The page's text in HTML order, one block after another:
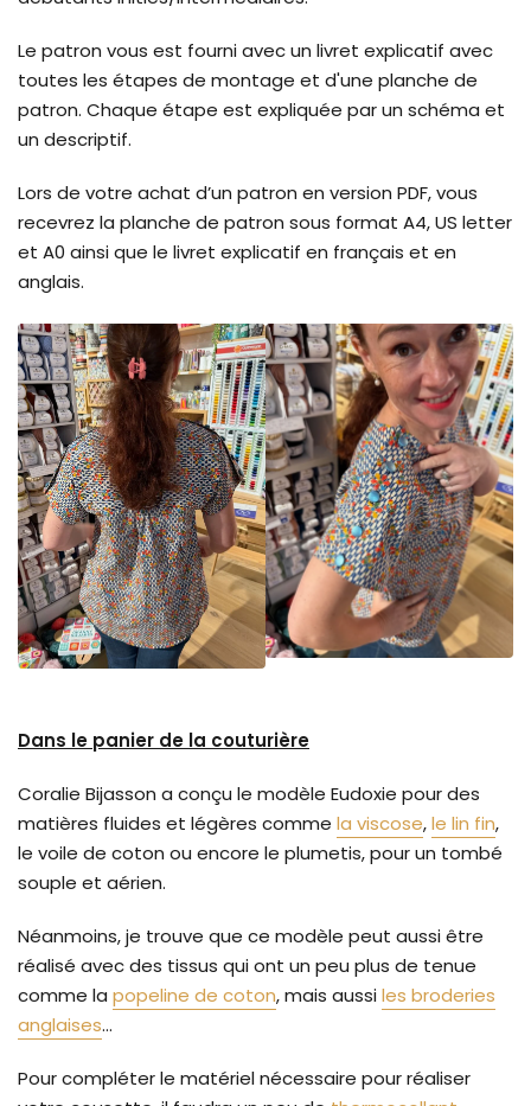
Le patron vous est fourni avec un livret explicatif avec
toutes les étapes de montage et d'une planche de
patron. Chaque étape est expliquée par un schéma et
un descriptif.
Lors de votre achat d’un patron en version PDF, vous
recevrez la planche de patron sous format A4, US letter
et A0 ainsi que le livret explicatif en français et en
anglais.
Dans le panier de la couturière
Coralie Bijasson a conçu le modèle Eudoxie pour des
matières fluides et légères comme la viscose,le lin fin,
le voile de coton ou encore le plumetis, pour un tombé
souple et aérien.
Néanmoins, je trouve que ce modèle peut aussi être
réalisé avec des tissus qui ont un peu plus de tenue
comme la popeline de coton, mais aussiles broderies
anglaises...
Pour compléter le matériel nécessaire pour réaliser